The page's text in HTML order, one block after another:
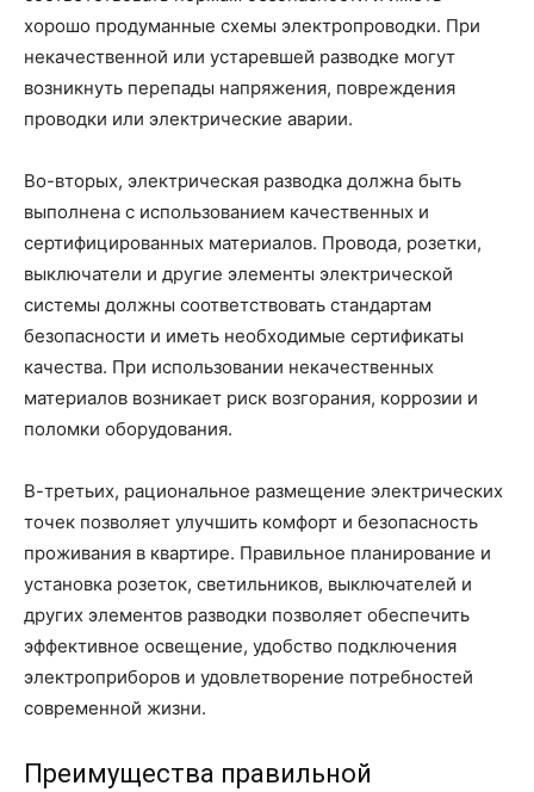
хорошо продуманные схемы электропроводки. При
некачественной или устаревшей разводке могут
возникнуть перепады напряжения, повреждения
проводки или электрические аварии.
Во-вторых, электрическая разводка должна быть
выполнена с использованием качественных и
сертифицированных материалов. Провода, розетки,
выключатели и другие элементы электрической
системы должны соответствовать стандартам
безопасности и иметь необходимые сертификаты
качества. При использовании некачественных
материалов возникает риск возгорания, коррозии и
поломки оборудования.
В-третьих, рациональное размещение электрических
точек позволяет улучшить комфорт и безопасность
проживания в квартире. Правильное планирование и
установка розеток, светильников, выключателей и
других элементов разводки позволяет обеспечить
эффективное освещение, удобство подключения
электроприборов и удовлетворение потребностей
современной жизни.
Преимущества правильной